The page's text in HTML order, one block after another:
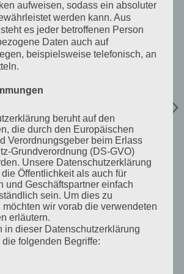
1600
Mwst
Inverter RS 48/6000 230V
Smart
€1.233,00 inkl 20% Mwst
5-9 Werktage
IN DEN WARENKORB
aufweisen, sodass ein absoluter
werden kann. Aus
es jeder betroffenen Person
Daten auch auf
beispielsweise telefonisch, an
beruht auf den
die durch den Europäischen
Verordnungsgeber beim Erlass
Grundverordnung (DS-GVO)
Unsere Datenschutzerklärung
Öffentlichkeit als auch für
und Geschäftspartner einfach
sein. Um dies zu
wir vorab die verwendeten
erläutern.
in dieser Datenschutzerklärung
folgenden Begriffe: